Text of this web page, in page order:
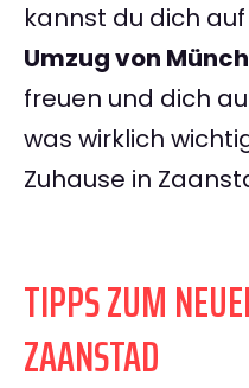
kannst du dich
Umzug von
freuen und dich
was wirklich
Zuhause in
TIPPS ZUM
ZAANSTAD